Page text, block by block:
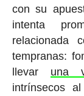
con su
intenta
relacionada
tempranas:
llevar una
intrínsecos